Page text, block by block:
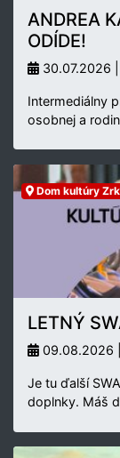
ANDREA
ODÍDE!
30.07.2026
Intermediálny
osobnej a
Dom kultúry
LETNÝ
09.08.2026
Je tu ďalší
doplnky. Máš